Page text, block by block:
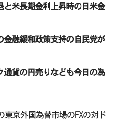
米長期金利上昇時の日米金
融緩和政策支持の自民党が
通貨の円売りなども今日の為
京外国為替市場のFXの対ド